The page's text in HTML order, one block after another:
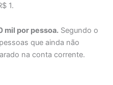
1.
mil por pessoa. Segundo o
que ainda não
na conta corrente.